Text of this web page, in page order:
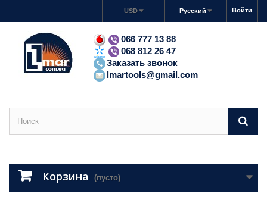
Войти
Русский
USD
066 777 13 88
068 812 26 47
Заказать звонок
lmartools@gmail.com
Корзина (пусто)